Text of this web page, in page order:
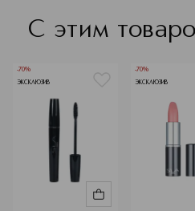
С этим
-70%
ЭКСКЛЮЗИВ
-70%
ЭКСКЛЮЗИВ